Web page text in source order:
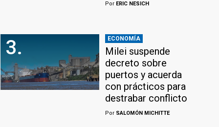
Por ERIC NESICH
3. ECONOMÍA
Milei suspende
decreto sobre
puertos y acuerda
con prácticos para
destrabar conflicto
Por SALOMÓN MICHITTE